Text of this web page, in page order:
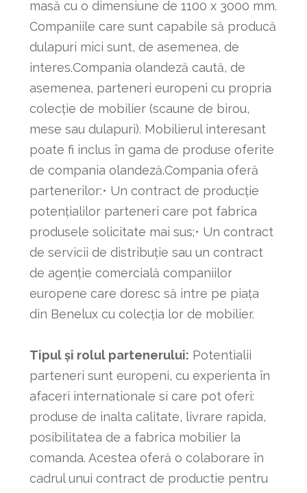
masă cu o dimensiune de 1100 x 3000 mm.
Companiile care sunt capabile să producă
dulapuri mici sunt, de asemenea, de
interes.Compania olandeză caută, de
asemenea, parteneri europeni cu propria
colecție de mobilier (scaune de birou,
mese sau dulapuri). Mobilierul interesant
poate fi inclus în gama de produse oferite
de compania olandeză.Compania oferă
partenerilor:• Un contract de producție
potențialilor parteneri care pot fabrica
produsele solicitate mai sus;• Un contract
de servicii de distribuție sau un contract
de agenție comercială companiilor
europene care doresc să intre pe piața
din Benelux cu colecția lor de mobilier.
Tipul și rolul partenerului: Potentialii
parteneri sunt europeni, cu experienta în
afaceri internationale si care pot oferi:
produse de inalta calitate, livrare rapida,
posibilitatea de a fabrica mobilier la
comanda. Acestea oferă o colaborare în
cadrul unui contract de productie pentru